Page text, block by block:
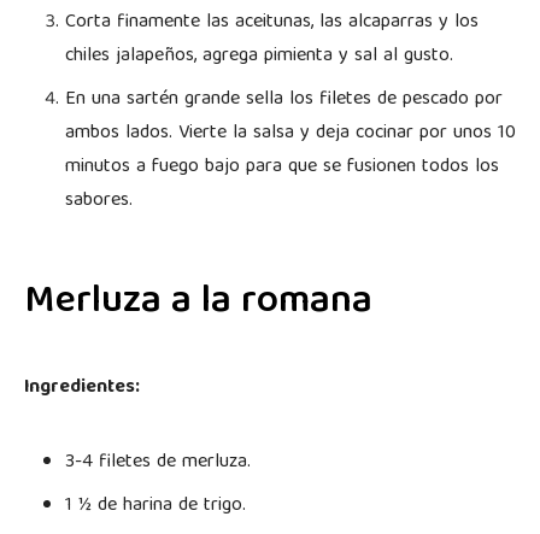
Corta finamente las aceitunas, las alcaparras y los
chiles jalapeños, agrega pimienta y sal al gusto.
En una sartén grande sella los filetes de pescado por
ambos lados. Vierte la salsa y deja cocinar por unos 10
minutos a fuego bajo para que se fusionen todos los
sabores.
Merluza a la romana
Ingredientes:
3-4 filetes de merluza.
1 ½ de harina de trigo.